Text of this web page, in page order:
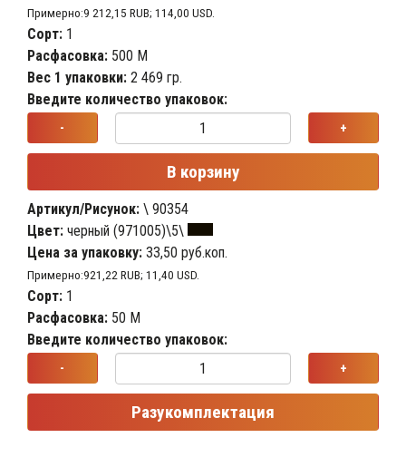
Примерно:9 212,15 RUB; 114,00 USD.
Сорт: 1
Расфасовка: 500 М
Вес 1 упаковки: 2 469 гр.
Введите количество упаковок:
- +
В корзину
Артикул/Рисунок: \ 90354
Цвет: черный (971005)\5\
Цена за упаковку: 33,50 руб.коп.
Примерно:921,22 RUB; 11,40 USD.
Сорт: 1
Расфасовка: 50 М
Введите количество упаковок:
- +
Разукомплектация